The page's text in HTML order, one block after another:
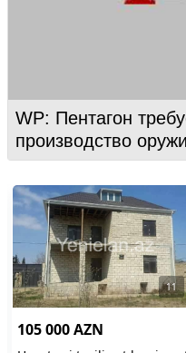
WP: Пентагон
производство